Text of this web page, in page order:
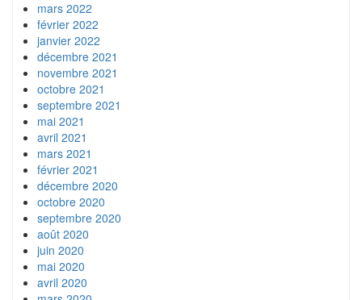
mars 2022
février 2022
janvier 2022
décembre 2021
novembre 2021
octobre 2021
septembre 2021
mai 2021
avril 2021
mars 2021
février 2021
décembre 2020
octobre 2020
septembre 2020
août 2020
juin 2020
mai 2020
avril 2020